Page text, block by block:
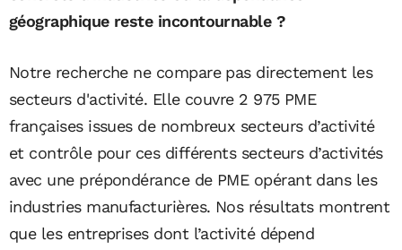
géographique reste incontournable ?
Notre recherche ne compare pas directement les
secteurs d'activité. Elle couvre 2 975 PME
françaises issues de nombreux secteurs d’activité
et contrôle pour ces différents secteurs d’activités
avec une prépondérance de PME opérant dans les
industries manufacturières. Nos résultats montrent
que les entreprises dont l’activité dépend